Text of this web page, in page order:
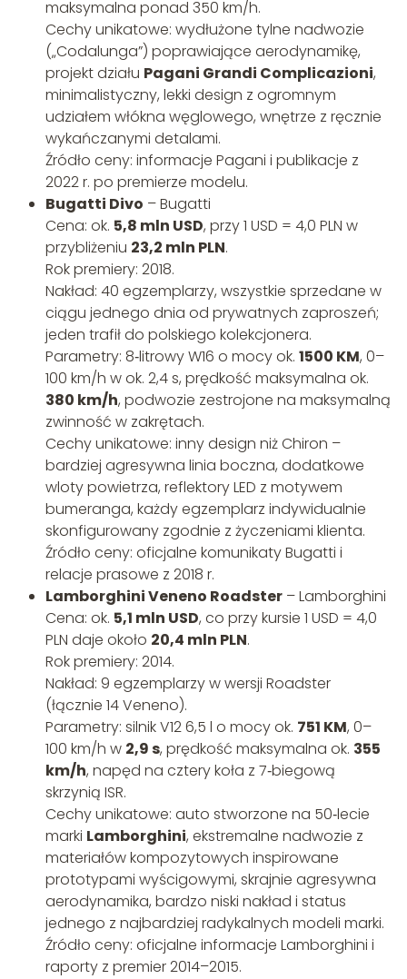
maksymalna ponad 350 km/h.
Cechy unikatowe: wydłużone tylne nadwozie
(„Codalunga”) poprawiające aerodynamikę,
projekt działu Pagani Grandi Complicazioni,
minimalistyczny, lekki design z ogromnym
udziałem włókna węglowego, wnętrze z ręcznie
wykańczanymi detalami.
Źródło ceny: informacje Pagani i publikacje z
2022 r. po premierze modelu.
Bugatti Divo – Bugatti
Cena: ok. 5,8 mln USD, przy 1 USD = 4,0 PLN w
przybliżeniu 23,2 mln PLN.
Rok premiery: 2018.
Nakład: 40 egzemplarzy, wszystkie sprzedane w
ciągu jednego dnia od prywatnych zaproszeń;
jeden trafił do polskiego kolekcjonera.
Parametry: 8‑litrowy W16 o mocy ok. 1500 KM, 0–
100 km/h w ok. 2,4 s, prędkość maksymalna ok.
380 km/h, podwozie zestrojone na maksymalną
zwinność w zakrętach.
Cechy unikatowe: inny design niż Chiron –
bardziej agresywna linia boczna, dodatkowe
wloty powietrza, reflektory LED z motywem
bumeranga, każdy egzemplarz indywidualnie
skonfigurowany zgodnie z życzeniami klienta.
Źródło ceny: oficjalne komunikaty Bugatti i
relacje prasowe z 2018 r.
Lamborghini Veneno Roadster– Lamborghini
Cena: ok. 5,1 mln USD, co przy kursie 1 USD = 4,0
PLN daje około 20,4 mln PLN.
Rok premiery: 2014.
Nakład: 9 egzemplarzy w wersji Roadster
(łącznie 14 Veneno).
Parametry: silnik V12 6,5 l o mocy ok. 751 KM, 0–
100 km/h w 2,9 s, prędkość maksymalna ok. 355
km/h, napęd na cztery koła z 7‑biegową
skrzynią ISR.
Cechy unikatowe: auto stworzone na 50‑lecie
marki Lamborghini, ekstremalne nadwozie z
materiałów kompozytowych inspirowane
prototypami wyścigowymi, skrajnie agresywna
aerodynamika, bardzo niski nakład i status
jednego z najbardziej radykalnych modeli marki.
Źródło ceny: oficjalne informacje Lamborghini i
raporty z premier 2014–2015.